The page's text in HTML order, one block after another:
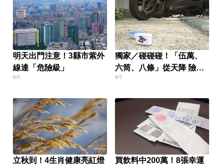
明天出門注意！3縣市紫外
線達「危險級」
8/5
獨家／碰碰碰！「伍萬、
六筒、八條」從天降 險砸
路過民眾
8/7
立秋到！4生肖健康亮紅燈
買飲料中200萬！8張幸運